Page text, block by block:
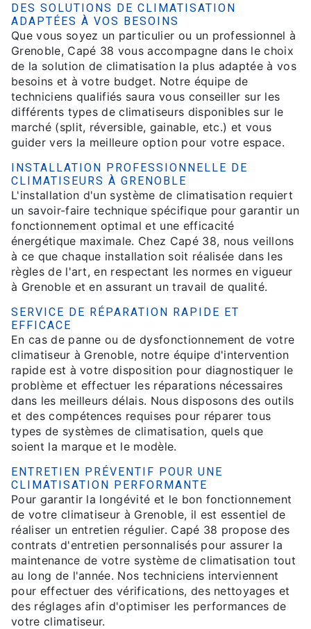
DES SOLUTIONS DE CLIMATISATION
ADAPTÉES À VOS BESOINS
Que vous soyez un particulier ou un professionnel à
Grenoble, Capé 38 vous accompagne dans le choix
de la solution de climatisation la plus adaptée à vos
besoins et à votre budget. Notre équipe de
techniciens qualifiés saura vous conseiller sur les
différents types de climatiseurs disponibles sur le
marché (split, réversible, gainable, etc.) et vous
guider vers la meilleure option pour votre espace.
INSTALLATION PROFESSIONNELLE DE
CLIMATISEURS À GRENOBLE
L'installation d'un système de climatisation requiert
un savoir-faire technique spécifique pour garantir un
fonctionnement optimal et une efficacité
énergétique maximale. Chez Capé 38, nous veillons
à ce que chaque installation soit réalisée dans les
règles de l'art, en respectant les normes en vigueur
à Grenoble et en assurant un travail de qualité.
SERVICE DE RÉPARATION RAPIDE ET
EFFICACE
En cas de panne ou de dysfonctionnement de votre
climatiseur à Grenoble, notre équipe d'intervention
rapide est à votre disposition pour diagnostiquer le
problème et effectuer les réparations nécessaires
dans les meilleurs délais. Nous disposons des outils
et des compétences requises pour réparer tous
types de systèmes de climatisation, quels que
soient la marque et le modèle.
ENTRETIEN PRÉVENTIF POUR UNE
CLIMATISATION PERFORMANTE
Pour garantir la longévité et le bon fonctionnement
de votre climatiseur à Grenoble, il est essentiel de
réaliser un entretien régulier. Capé 38 propose des
contrats d'entretien personnalisés pour assurer la
maintenance de votre système de climatisation tout
au long de l'année. Nos techniciens interviennent
pour effectuer des vérifications, des nettoyages et
des réglages afin d'optimiser les performances de
votre climatiseur.